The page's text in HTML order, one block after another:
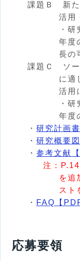
課題Ｂ 新た
活用
・
年度
長の
課題Ｃ ソー
に適
活用
・
年度
・ 研究計画
・ 研究概要
・ 参考文献
注：
を追
スト
・ FAQ【
応募要領